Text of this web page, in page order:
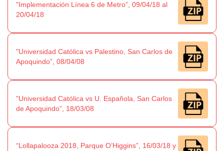
"Implementación Línea 6 de Metro”, 09/04/18 al
20/04/18
"Universidad Católica vs Palestino, San Carlos de
Apoquindo”, 08/04/08
"Universidad Católica vs U. Española, San Carlos
de Apoquindo”, 18/03/08
“Lollapalooza 2018, Parque O’Higgins”, 16/03/18 y